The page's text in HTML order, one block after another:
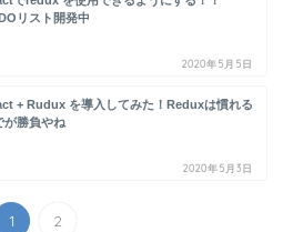
リスト開発中
2020年5月5日
+ Rudux を導入してみた！Reduxは慣れる
が勝負やね
2020年5月3日
1 2